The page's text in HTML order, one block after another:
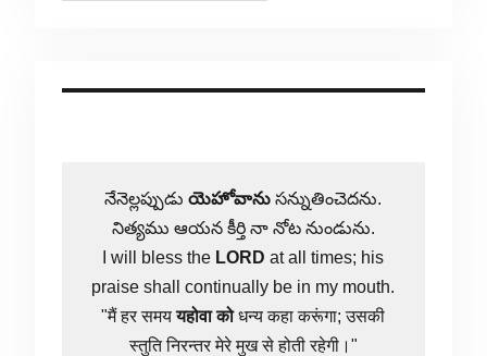
నేనెల్లప్పుడుయెహోవాను సన్నుతించెదను.
నిత్యము ఆయన కీర్తి నా నోట నుండును.
I will bless the LORD at all times; his
praise shall continually be in my mouth.
"मैं हर समययहोवा कोधन्य कहा करूंगा; उसकी
स्तुति निरन्तर मेरे मुख से होती रहेगी।"